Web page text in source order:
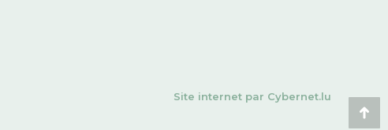
Site internet par Cybernet.lu